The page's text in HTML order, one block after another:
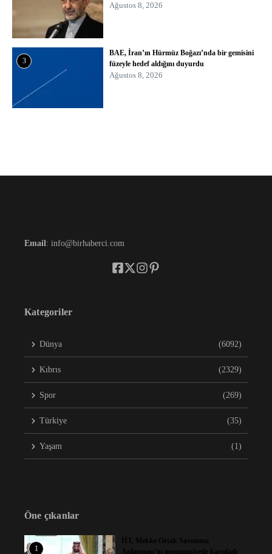
Ağustos 8, 2026
3
BAE, İran’ın Hürmüz Boğazı’nda bir gemisini
füzeyle hedef aldığını duyurdu
Ağustos 8, 2026
Email: info@birhaberci.com
Kategoriler
Dünya (6092)
Kıbrıs (2329)
Spor (269)
Türkiye (35)
Yaşam (1)
Öne çıkanlar
1
İİT, Mekke Ortak Savunma
Anlaşması’nı memnuniyetle karşıladı